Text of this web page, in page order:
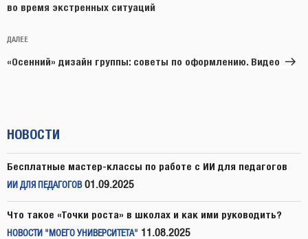
во время экстренных ситуаций
Следующая
запись
ДАЛЕЕ
«Осенний» дизайн группы: советы по оформлению. Видео
НОВОСТИ
Бесплатные мастер-классы по работе с ИИ для педагогов
ИИ ДЛЯ ПЕДАГОГОВ 01.09.2025
Что такое «Точки роста» в школах и как ими руководить?
НОВОСТИ "МОЕГО УНИВЕРСИТЕТА" 11.08.2025